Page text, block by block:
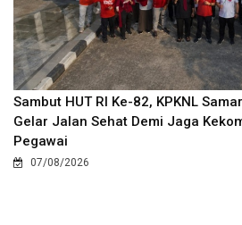
Sambut HUT RI Ke-82, KPKNL
Gelar Jalan Sehat Demi Jaga
Pegawai
07/08/2026